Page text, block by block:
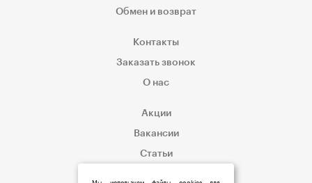
Обмен и возврат
Контакты
Заказать звонок
О нас
Акции
Вакансии
Статьи